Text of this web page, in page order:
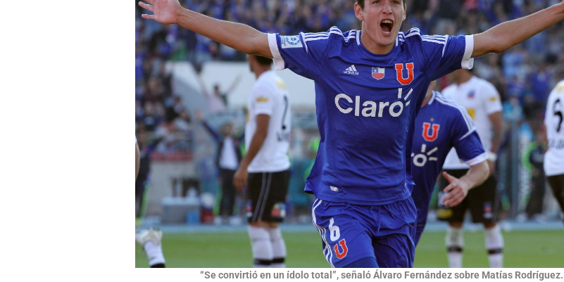
“Se convirtió en un ídolo total”, señaló Álvaro Fernández sobre Matías Rodríguez.